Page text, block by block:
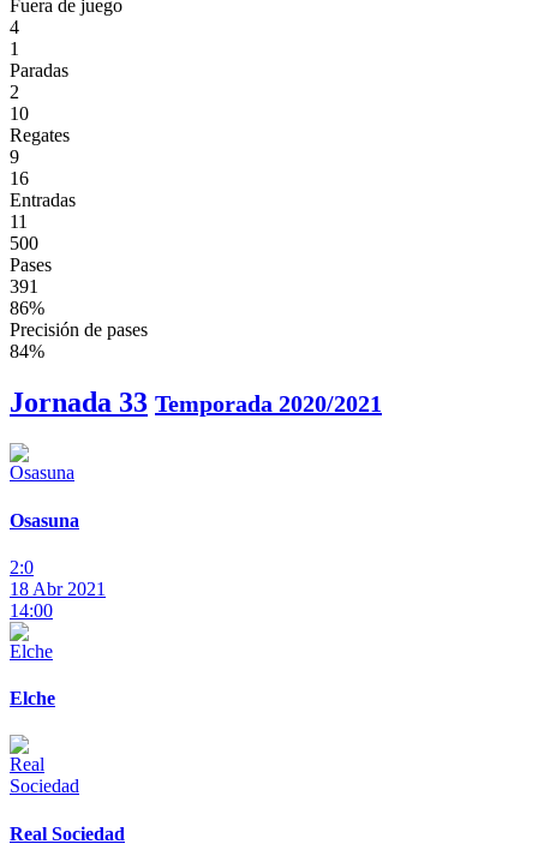
Fuera de juego
4
1
Paradas
2
10
Regates
9
16
Entradas
11
500
Pases
391
86%
Precisión de pases
84%
Jornada 33 Temporada 2020/2021
Osasuna
2:0
18 Abr 2021
14:00
Elche
Real Sociedad